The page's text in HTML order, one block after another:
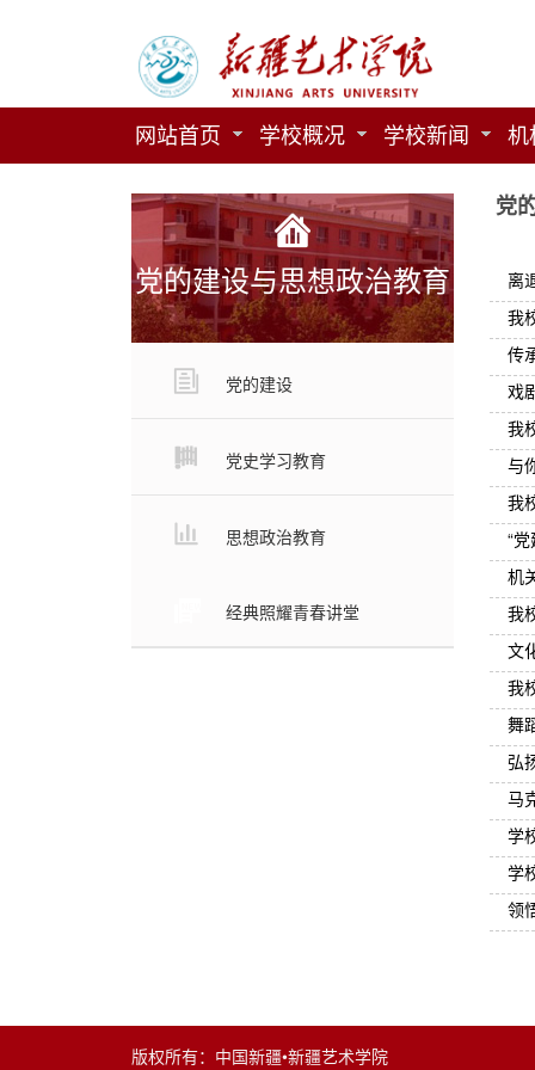
网站首页 学校概况 学校新闻 机
党的建设与思想政治教育
党的建设
党史学习教育
思想政治教育
经典照耀青春讲堂
党
离
我
传
戏
我
与
我
“
机
我
文
我
舞
弘
马
学
学
领
版权所有：中国新疆•新疆艺术学院